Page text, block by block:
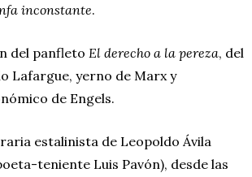
inconstante.
del panfleto El derecho a la pereza, del
Lafargue, yerno de Marx y
de Engels.
estalinista de Leopoldo Ávila
teniente Luis Pavón), desde las